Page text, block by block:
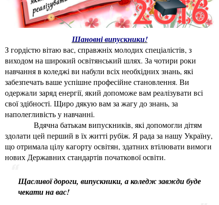
Шановні випускники!
З гордістю вітаю вас, справжніх молодих спеціалістів, з
виходом на широкий освітянський шлях. За чотири роки
навчання в коледжі ви набули всіх необхідних знань, які
забезпечать ваше успішне професійне становлення. Ви
одержали заряд енергії, який допоможе вам реалізувати всі
свої здібності. Щиро дякую вам за жагу до знань, за
наполегливість у навчанні.
Вдячна батькам випускників, які допомогли дітям
здолати цей перший в їх житті рубіж. Я рада за нашу Україну,
що отримала цілу кагорту освітян, здатних втілювати вимоги
нових Державних стандартів початкової освіти.
Щасливої дороги, випускники, а коледж завжди буде
чекати на вас!